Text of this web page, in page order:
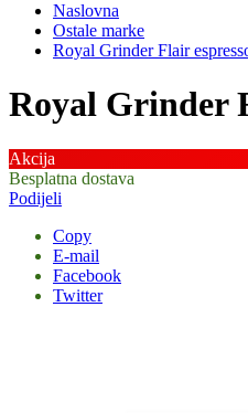
Naslovna
Ostale marke
Royal Grinder Flair
Royal Grinder
Akcija
Besplatna dostava
Podijeli
Copy
E-mail
Facebook
Twitter